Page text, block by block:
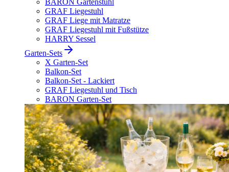
BARON Gartenstuhl
GRAF Liegestuhl
GRAF Liege mit Matratze
GRAF Liegestuhl mit Fußstütze
HARRY Sessel
Garten-Sets
X Garten-Set
Balkon-Set
Balkon-Set - Lackiert
GRAF Liegestuhl und Tisch
BARON Garten-Set